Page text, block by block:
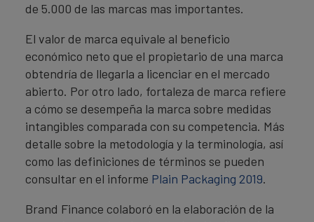
de 5.000 de las marcas mas importantes.
El valor de marca equivale al beneficio
económico neto que el propietario de una marca
obtendría de llegarla a licenciar en el mercado
abierto. Por otro lado, fortaleza de marca refiere
a cómo se desempeña la marca sobre medidas
intangibles comparada con su competencia. Más
detalle sobre la metodología y la terminología, así
como las definiciones de términos se pueden
consultar en el informe Plain Packaging 2019.
Brand Finance colaboró en la elaboración de la